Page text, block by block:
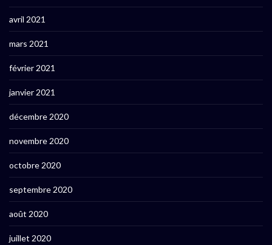
avril 2021
mars 2021
février 2021
janvier 2021
décembre 2020
novembre 2020
octobre 2020
septembre 2020
août 2020
juillet 2020